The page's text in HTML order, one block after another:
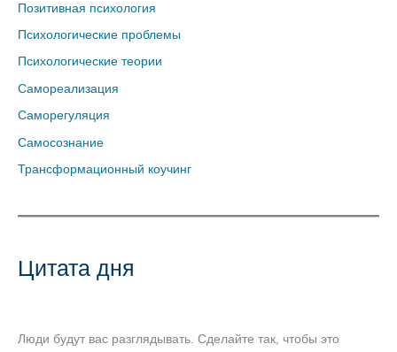
Позитивная психология
Психологические проблемы
Психологические теории
Самореализация
Саморегуляция
Самосознание
Трансформационный коучинг
Цитата дня
Люди будут вас разглядывать. Сделайте так, чтобы это